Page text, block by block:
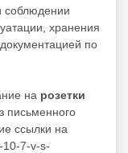
соблюдении
хранения
по
на розетки
письменного
ссылки на
10-7-v-s-